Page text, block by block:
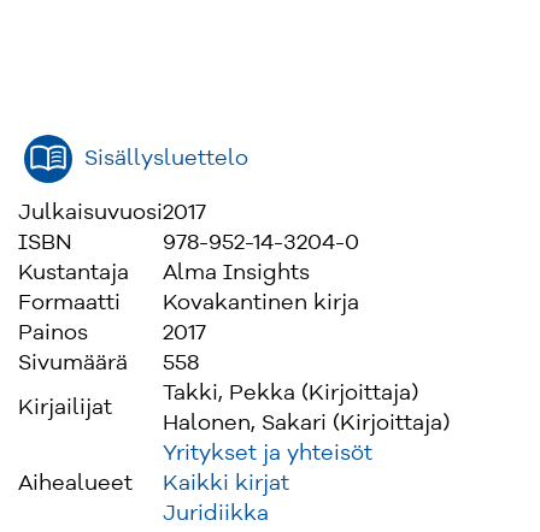
Sisällysluettelo
Julkaisuvuosi2017
ISBN
978-952-14-3204-0
Kustantaja
Alma Insights
Formaatti
Kovakantinen kirja
Painos
2017
Sivumäärä
558
Kirjailijat
Takki, Pekka (Kirjoittaja)
Halonen, Sakari (Kirjoittaja)
Aihealueet
Yritykset ja yhteisöt
Kaikki kirjat
Juridiikka